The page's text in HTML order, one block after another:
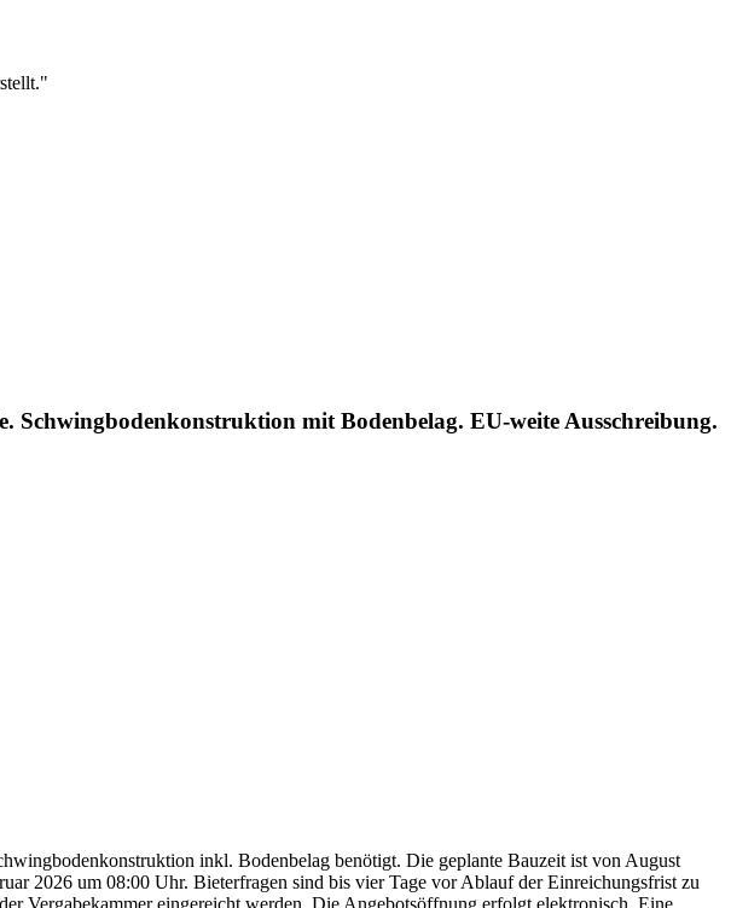
mit Bodenbelag. EU-weite Ausschreibung.
inkl. Bodenbelag benötigt. Die geplante Bauzeit ist von August
2026 um 08:00 Uhr. Bieterfragen sind bis vier Tage vor Ablauf der Einreichungsfrist zu